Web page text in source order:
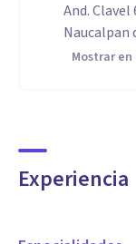
And. Clavel
Naucalpan
Mostrar
Experiencia